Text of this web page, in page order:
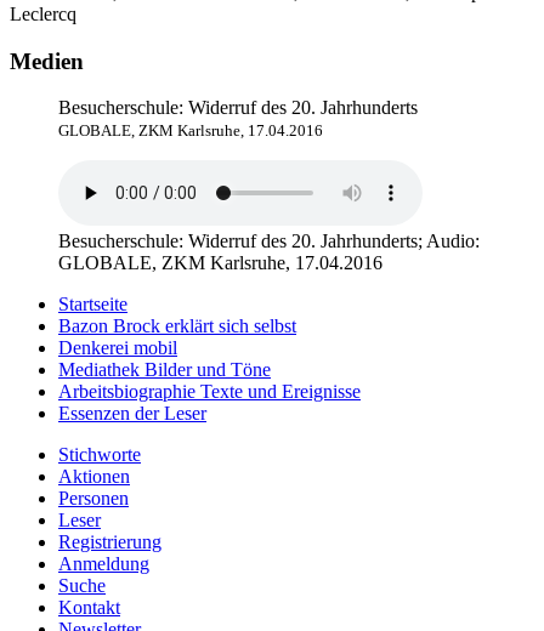
Leclercq
Medien
Besucherschule: Widerruf des 20. Jahrhunderts
GLOBALE, ZKM Karlsruhe, 17.04.2016
Besucherschule: Widerruf des 20. Jahrhunderts; Audio:
GLOBALE, ZKM Karlsruhe, 17.04.2016
Startseite
Bazon Brock erklärt sich selbst
Denkerei mobil
Mediathek Bilder und Töne
Arbeitsbiographie Texte und Ereignisse
Essenzen der Leser
Stichworte
Aktionen
Personen
Leser
Registrierung
Anmeldung
Suche
Kontakt